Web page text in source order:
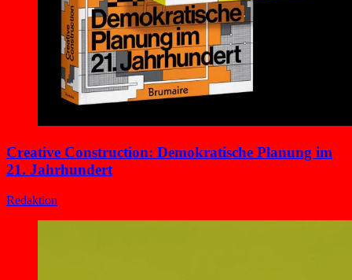
Creative Construction: Demokratische Planung im
21. Jahrhundert
Redaktion